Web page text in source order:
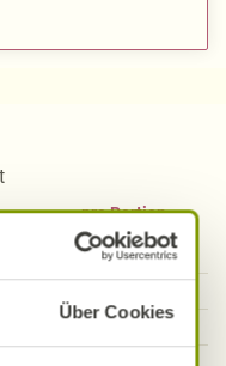
Über Cookies
pro Portion
172kcal
2,96g